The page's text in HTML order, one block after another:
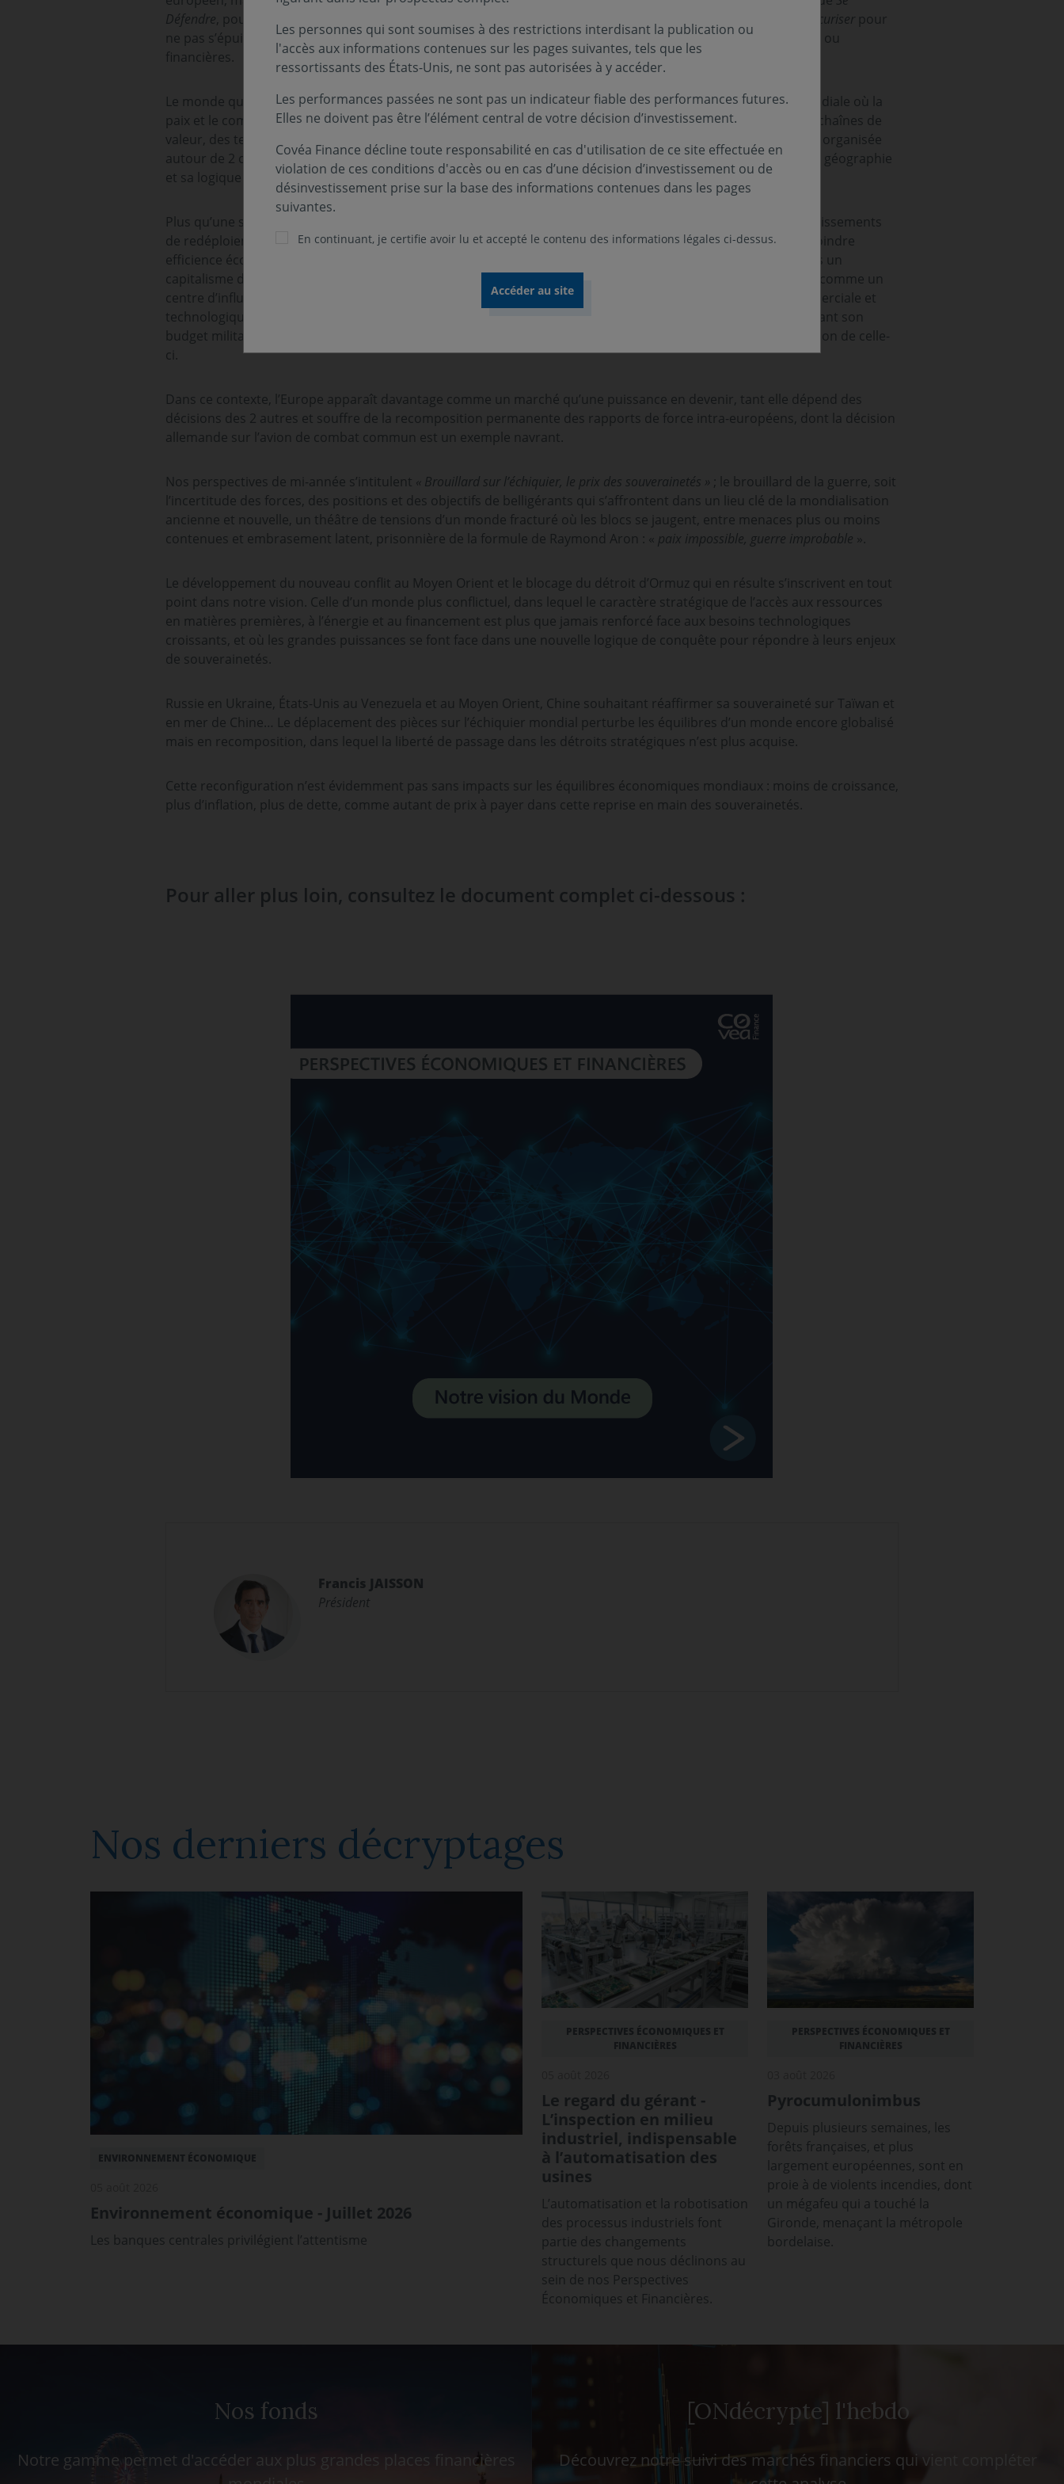
Défendre, pour ne pas subir. Sécuriser pour
ne pas s’épuiser dans un environnement de pressions continues géopolitiques, énergétiques, technologiques ou
financières.
Le monde que nous décrivons depuis plus d’une décennie a bel et bien enterré les pactes d’après-guerre mondiale où la
paix et le commerce se répondaient. Ce monde est entré dans une fragmentation durable des échanges, des chaînes de
valeur, des technologies et des capitaux. À l’architecture multilatérale a succédé une re-globalisation sélective organisée
autour de 2 camps et d’économies connectrices, dans laquelle le commerce mondial ne disparaît pas, mais sa géographie
et sa logique changent sous l’influence de la géopolitique, tout comme la localisation du capital.
Plus qu’une segmentation hermétique par bloc, nous avons observé une multi-régionalisation avec des investissements
de redéploiement et la montée en puissance d’accords régionaux, au prix de duplication de capex et d’une moindre
efficience économique. On a d’un côté une Chine en position de force industrielle depuis qu’elle a basculé vers un
capitalisme d’Etat mercantiliste avec la volonté tout à la fois de réduire ses vulnérabilités et de se positionner comme un
centre d’influence civilisationnel. De l’autre, les États-Unis, engagés contre la première dans une rivalité commerciale et
technologique, et cherchant à financer son réarmement alors que les intérêts de sa dette dépassent dorénavant son
budget militaire, une tendance qui menace grandement la pérennité de sa puissance et la capacité de projection de celle-
ci.
Dans ce contexte, l’Europe apparaît davantage comme un marché qu’une puissance en devenir, tant elle dépend des
décisions des 2 autres et souffre de la recomposition permanente des rapports de force intra-européens, dont la décision
allemande sur l’avion de combat commun est un exemple navrant.
Nos perspectives de mi-année s’intitulent « Brouillard sur l’échiquier, le prix des souverainetés » ; le brouillard de la guerre, soit
l’incertitude des forces, des positions et des objectifs de belligérants qui s’affrontent dans un lieu clé de la mondialisation
ancienne et nouvelle, un théâtre de tensions d’un monde fracturé où les blocs se jaugent, entre menaces plus ou moins
contenues et embrasement latent, prisonnière de la formule de Raymond Aron : « paix impossible, guerre improbable ».
Le développement du nouveau conflit au Moyen Orient et le blocage du détroit d’Ormuz qui en résulte s’inscrivent en tout
point dans notre vision. Celle d’un monde plus conflictuel, dans lequel le caractère stratégique de l’accès aux ressources
en matières premières, à l’énergie et au financement est plus que jamais renforcé face aux besoins technologiques
croissants, et où les grandes puissances se font face dans une nouvelle logique de conquête pour répondre à leurs enjeux
de souverainetés.
Russie en Ukraine, États-Unis au Venezuela et au Moyen Orient, Chine souhaitant réaffirmer sa souveraineté sur Taïwan et
en mer de Chine… Le déplacement des pièces sur l’échiquier mondial perturbe les équilibres d’un monde encore globalisé
mais en recomposition, dans lequel la liberté de passage dans les détroits stratégiques n’est plus acquise.
Cette reconfiguration n’est évidemment pas sans impacts sur les équilibres économiques mondiaux : moins de croissance,
plus d’inflation, plus de dette, comme autant de prix à payer dans cette reprise en main des souverainetés.
Pour aller plus loin, consultez le document complet ci-dessous :
Francis JAISSON
Président
Nos derniers décryptages
ENVIRONNEMENT ÉCONOMIQUE
Environnement économique - Juillet 2026
Les banques centrales privilégient l’attentisme
PERSPECTIVES ÉCONOMIQUES ET
FINANCIÈRES
Le regard du gérant -
L’inspection en milieu
industriel, indispensable
à l’automatisation des
usines
L’automatisation et la robotisation
des processus industriels font
partie des changements
structurels que nous déclinons au
sein de nos Perspectives
Économiques et Financières.
PERSPECTIVES ÉCONOMIQUES ET
FINANCIÈRES
Pyrocumulonimbus
Depuis plusieurs semaines, les
forêts françaises, et plus
largement européennes, sont en
proie à de violents incendies, dont
un mégafeu qui a touché la
Gironde, menaçant la métropole
bordelaise.
Nos fonds
Notre gamme permet d'accéder aux plus grandes places financières
[ONdécrypte] l'hebdo
Découvrez notre suivi des marchés financiers qui vient compléter
Les personnes qui sont soumises à des restrictions interdisant la publication ou
l'accès aux informations contenues sur les pages suivantes, tels que les
ressortissants des États-Unis, ne sont pas autorisées à y accéder.
Les performances passées ne sont pas un indicateur fiable des performances futures.
Elles ne doivent pas être l’élément central de votre décision d’investissement.
Covéa Finance décline toute responsabilité en cas d'utilisation de ce site effectuée en
violation de ces conditions d'accès ou en cas d’une décision d’investissement ou de
désinvestissement prise sur la base des informations contenues dans les pages
suivantes.
En continuant, je certifie avoir lu et accepté le contenu des informations légales ci-dessus.